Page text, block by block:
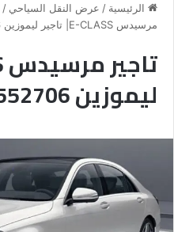
الرئيسية / عرض النقل السياحي /
مرسيدس E-CLASS| تاجير ليموزين 01099552706
ليموزين 01099552706